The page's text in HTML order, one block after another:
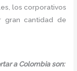
los corporativos
gran cantidad de
a Colombia son: